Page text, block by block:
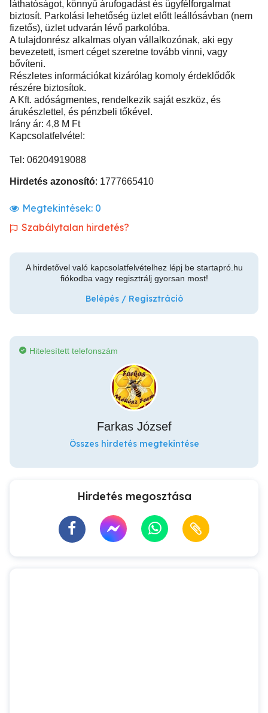
láthatóságot, könnyű árufogadást és ügyfélforgalmat
biztosít. Parkolási lehetőség üzlet előtt leállósávban (nem
fizetős), üzlet udvarán lévő parkolóba.
A tulajdonrész alkalmas olyan vállalkozónak, aki egy
bevezetett, ismert céget szeretne tovább vinni, vagy
bővíteni.
Részletes információkat kizárólag komoly érdeklődők
részére biztosítok.
A Kft. adóságmentes, rendelkezik saját eszköz, és
árukészlettel, és pénzbeli tőkével.
Irány ár: 4,8 M Ft
Kapcsolatfelvétel:
Tel: 06204919088
Hirdetés azonosító: 1777665410
Megtekintések: 0
Szabálytalan hirdetés?
A hirdetővel való kapcsolatfelvételhez lépj be startapró.hu
fiókodba vagy regisztrálj gyorsan most!
Belépés / Regisztráció
Hitelesített telefonszám
Farkas József
Összes hirdetés megtekintése
Hirdetés megosztása